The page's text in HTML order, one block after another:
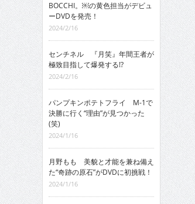
BOCCHI。￼の黄色担当がデビュ
ーDVDを発売！
2024/2/16
センチネル 『月笑』年間王者が
極致目指して爆発する!?
2024/2/16
パンプキンポテトフライ M-1で
決勝に行く“理由”が見つかった
(笑)
2024/1/16
月野もも 美貌と才能を兼ね備え
た“奇跡の原石”がDVDに初挑戦！
2024/1/16